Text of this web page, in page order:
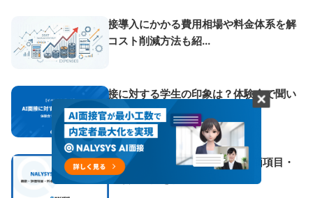
AI面接導入にかかる費用相場や料金体系を解
説！コスト削減方法も紹...
AI面接に対する学生の印象は？体験会で聞い
た就活生の声【イベント...
NALYSYSのAI面接とは？機能・評価項目・
料金・導入事例を解...